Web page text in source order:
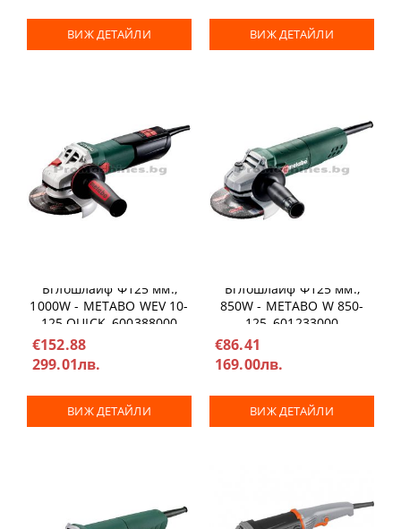
ВИЖ ДЕТАЙЛИ ВИЖ ДЕТАЙЛИ
Ъглошлайф Ф125 мм.,
1000W - METABO WEV 10-
125 QUICK, 600388000
€152.88
299.01лв.
ВИЖ ДЕТАЙЛИ
Ъглошлайф Ф125 мм.,
850W - METABO W 850-
125, 601233000
€86.41
169.00лв.
ВИЖ ДЕТАЙЛИ